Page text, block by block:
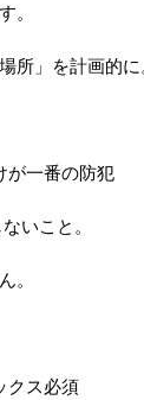
。
所」を計画的に
一番の防犯
いこと。
。
クス必須